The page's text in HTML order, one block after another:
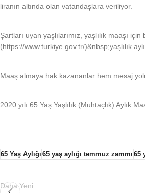
liranın altında olan vatandaşlara veriliyor.
Şartları uyan yaşlılarımız, yaşlılık maaşı
(https://www.turkiye.gov.tr/)&nbsp;yaşlılık
Maaş almaya hak kazananlar hem mesaj
2020 yılı 65 Yaş Yaşlılık (Muhtaçlık) Aylık
65 Yaş Aylığı 65 yaş aylığı temmuz zammı 65
Daha Yeni